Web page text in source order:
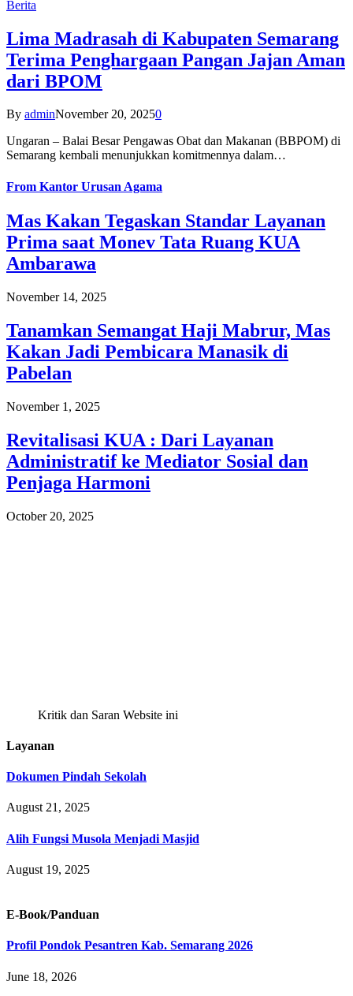
Berita
Lima Madrasah di Kabupaten Semarang
Terima Penghargaan Pangan Jajan Aman
dari BPOM
By adminNovember 20, 20250
Ungaran – Balai Besar Pengawas Obat dan Makanan (BBPOM) di
Semarang kembali menunjukkan komitmennya dalam…
From Kantor Urusan Agama
Mas Kakan Tegaskan Standar Layanan
Prima saat Monev Tata Ruang KUA
Ambarawa
November 14, 2025
Tanamkan Semangat Haji Mabrur, Mas
Kakan Jadi Pembicara Manasik di
Pabelan
November 1, 2025
Revitalisasi KUA : Dari Layanan
Administratif ke Mediator Sosial dan
Penjaga Harmoni
October 20, 2025
Kritik dan Saran Website ini
Layanan
Dokumen Pindah Sekolah
August 21, 2025
Alih Fungsi Musola Menjadi Masjid
August 19, 2025
E-Book/Panduan
Profil Pondok Pesantren Kab. Semarang 2026
June 18, 2026